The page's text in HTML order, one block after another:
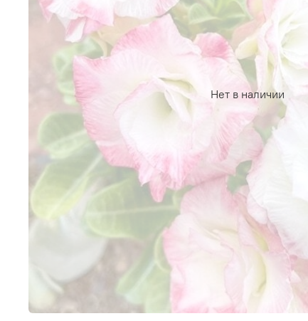
Нет в наличии